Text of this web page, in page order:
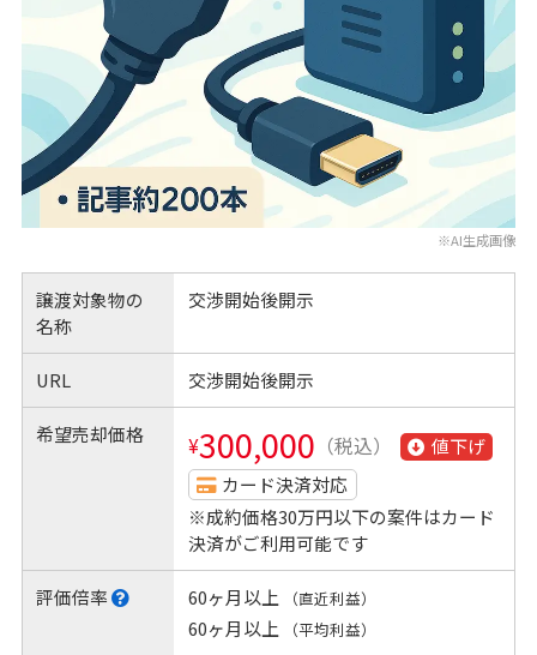
※AI生成画像
譲渡対象物の
名称
交渉開始後開示
URL 交渉開始後開示
希望売却価格 ¥300,000 （税込）
値下げ
カード決済対応
※成約価格30万円以下の案件はカード
決済がご利用可能です
評価倍率 60ヶ月以上 （直近利益）
60ヶ月以上 （平均利益）